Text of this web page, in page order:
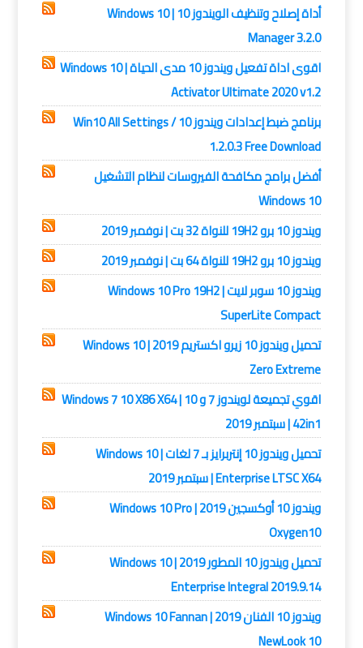
أداة إصلاح وتنظيف الويندوز 10 | Windows 10
Manager 3.2.0
اقوى اداة تفعيل ويندوز 10 مدى الحياة | Windows 10
Activator Ultimate 2020 v1.2
برنامج ضبط إعدادات ويندوز 10 / Win10 All Settings
1.2.0.3 Free Download
أفضل برامج مكافحة الفيروسات لنظام التشغيل
Windows 10
ويندوز 10 برو 19H2 للنواة 32 بت | نوفمبر 2019
ويندوز 10 برو 19H2 للنواة 64 بت | نوفمبر 2019
ويندوز 10 سوبر لايت | Windows 10 Pro 19H2
SuperLite Compact
تحميل ويندوز 10 زيرو اكستريم 2019 | Windows 10
Zero Extreme
اقوي تجميعة لويندوز 7 و 10 | Windows 7 10 X86 X64
42in1 | سبتمبر 2019
تحميل ويندوز 10 إنتربرايز بـ 7 لغات | Windows 10
Enterprise LTSC X64 | سبتمبر 2019
ويندوز 10 أوكسجين 2019 | Windows 10 Pro
Oxygen10
تحميل ويندوز 10 المطور 2019 | Windows 10
Enterprise Integral 2019.9.14
ويندوز 10 الفنان 2019 | Windows 10 Fannan
NewLook 10